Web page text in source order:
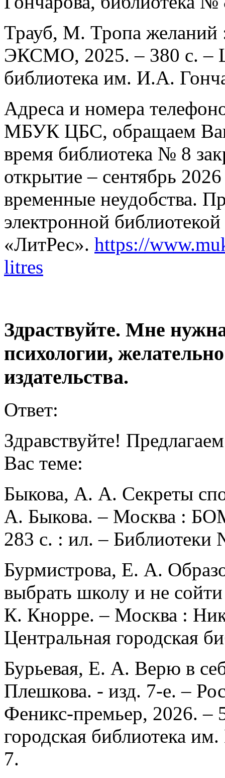
Трауб, М. Тропа
ЭКСМО, 2025. – 380 с. –
библиотека им. И.А.
Адреса и номера
МБУК ЦБС, обращаем
время библиотека № 8
открытие – сентябрь
временные неудобства.
электронной библиотекой
«ЛитРес». https://
litres
Здраствуйте. Мне
психологии,
издательства.
Ответ:
Здравствуйте!
Вас теме:
Быкова, А. А. Секреты
А. Быкова. – Москва :
283 с. : ил. –
Бурмистрова, Е. А.
выбрать школу и не
К. Кнорре. – Москва :
Центральная городская
Бурьевая, Е. А. Верю в
Плешкова. - изд. 7-е. –
Феникс-премьер, 2026. –
городская библиотека
7.